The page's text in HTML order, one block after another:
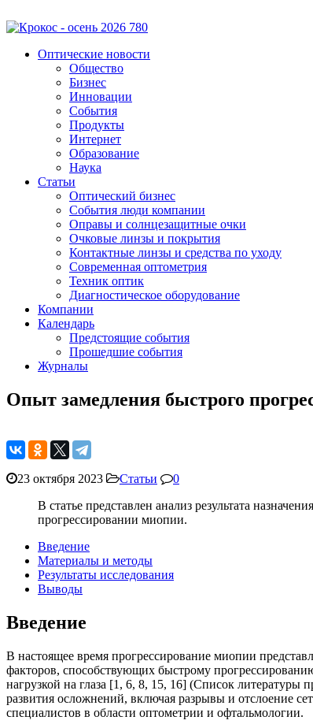
Оптические новости
Общество
Бизнес
Инновации
События
Продукты
Интернет
Образование
Наука
Статьи
Оптический бизнес
События люди компании
Оправы и солнцезащитные очки
Очковые линзы и покрытия
Контактные линзы и средства по уходу
Современная оптометрия
Техник оптик
Диагностическое оборудование
Компании
Календарь
Предстоящие события
Прошедшие события
Журналы
Опыт замедления быстрого
23 октября 2023 Статьи
0
В статье представлен анализ результата
прогрессировании миопии.
Введение
Материалы и методы
Результаты исследования
Выводы
Введение
В настоящее время прогрессирование миопии
факторов, способствующих быстрому
нагрузкой на глаза [1, 6, 8, 15, 16] (Список литературы
развития осложнений, включая разрывы и отслоение
специалистов в области оптометрии и офтальмологии.